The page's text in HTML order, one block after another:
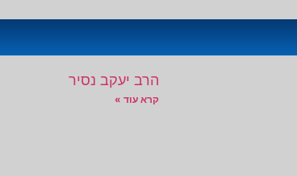
הרב יעקב נסיר
קרא עוד »